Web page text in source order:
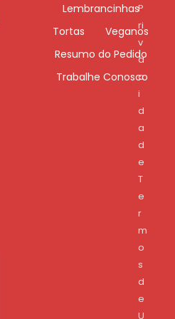
Lembrancinhas
Tortas
Veganos
Resumo do Pedido
Trabalhe Conosco
P
ri
v
a
c
i
d
a
d
e
T
e
r
m
o
s
d
e
U